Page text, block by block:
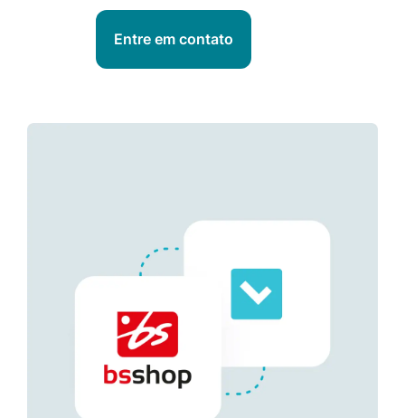
Entre em contato